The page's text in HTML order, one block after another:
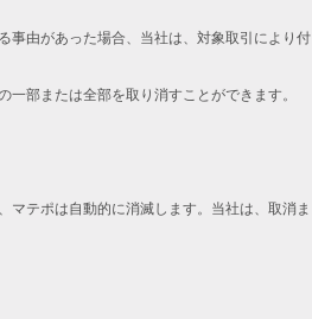
事由があった場合、当社は、対象取引により付
部または全部を取り消すことができます。
テポは自動的に消滅します。当社は、取消ま